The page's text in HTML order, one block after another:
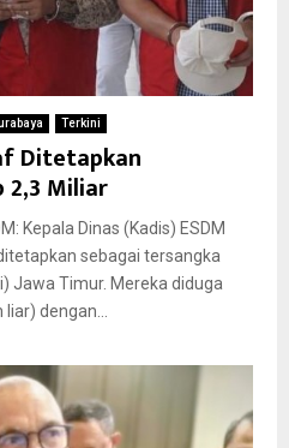
Terkini
Ditetapkan
2,3 Miliar
Kepala Dinas (Kadis) ESDM
sebagai tersangka
Jawa Timur. Mereka diduga
dengan...